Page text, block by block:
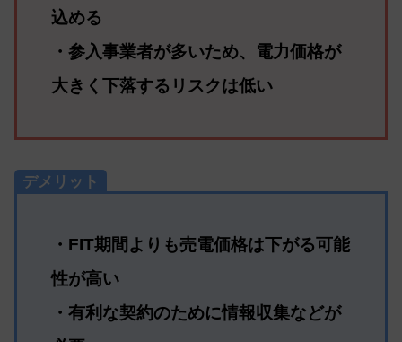
込める
・参入事業者が多いため、電力価格が
大きく下落するリスクは低い
デメリット
・FIT期間よりも売電価格は下がる可能
性が高い
・有利な契約のために情報収集などが